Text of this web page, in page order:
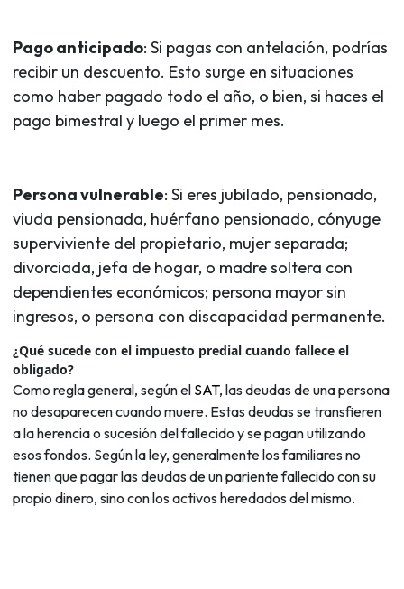
Pago anticipado: Si pagas con antelación, podrías
recibir un descuento. Esto surge en situaciones
como haber pagado todo el año, o bien, si haces el
pago bimestral y luego el primer mes.
Persona vulnerable: Si eres jubilado, pensionado,
viuda pensionada, huérfano pensionado, cónyuge
superviviente del propietario, mujer separada;
divorciada, jefa de hogar, o madre soltera con
dependientes económicos; persona mayor sin
ingresos, o persona con discapacidad permanente.
¿Qué sucede con el impuesto predial cuando fallece el
obligado?
Como regla general, según el SAT, las deudas de una persona
no desaparecen cuando muere. Estas deudas se transfieren
a la herencia o sucesión del fallecido y se pagan utilizando
esos fondos. Según la ley, generalmente los familiares no
tienen que pagar las deudas de un pariente fallecido con su
propio dinero, sino con los activos heredados del mismo.